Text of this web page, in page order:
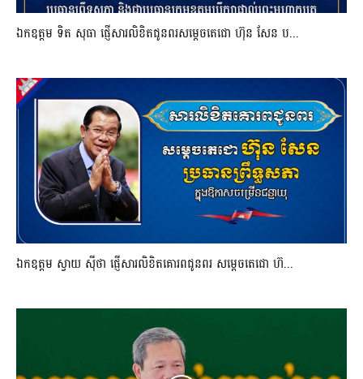
ឯកឧត្តម ទិត សុធា ផ្ញើសារលិខិតជូនពរសម្តេចតេជោ ហ៊ុន សែន ប...
ឯកឧត្តម ស្វាយ ស៊ីថា ផ្ញើសារលិខិតគោរពជូនពរ សម្ដេចតេជោ ហ៊...